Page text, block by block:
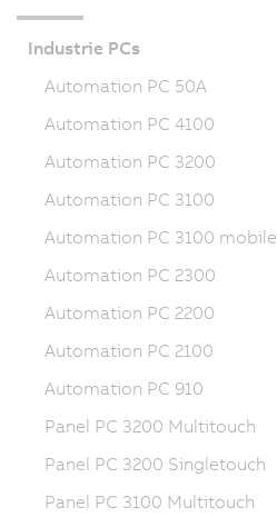
Industrie PCs
Automation PC 50A
Automation PC 4100
Automation PC 3200
Automation PC 3100
Automation PC 3100 mobile
Automation PC 2300
Automation PC 2200
Automation PC 2100
Automation PC 910
Panel PC 3200 Multitouch
Panel PC 3200 Singletouch
Panel PC 3100 Multitouch